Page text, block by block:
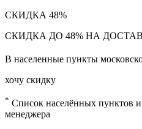
СКИДКА 48%
СКИДКА ДО 48% НА
В населенные пункты
хочу скидку
* Список населённых пунктов
менеджера